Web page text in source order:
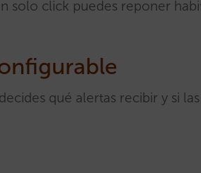
solo click puedes reponer
qué alertas recibir y si